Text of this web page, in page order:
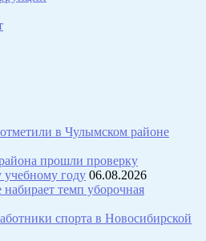
в Чулымском районе
прошли проверку
учебному году 06.08.2026
темп уборочная
спорта в Новосибирской